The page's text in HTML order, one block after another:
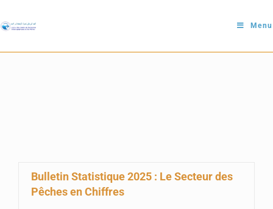
Menu
Bulletin Statistique 2025 : Le Secteur des
Pêches en Chiffres